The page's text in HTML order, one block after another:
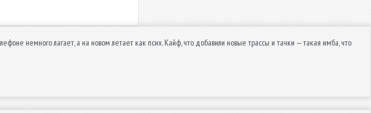
немного лагает, а на новом летает как псих. Кайф, что добавили новые трассы и тачки — такая имба, что